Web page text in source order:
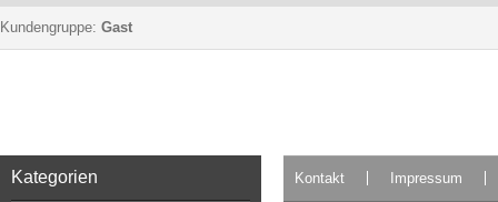
Kundengruppe: Gast
Kategorien Kontakt Impressum